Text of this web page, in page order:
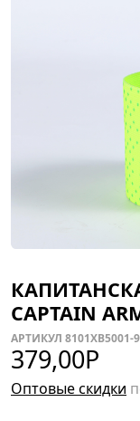
CAPTAIN
АРТИКУЛ 8101XB5001-
379,00Р
Оптовые скидки